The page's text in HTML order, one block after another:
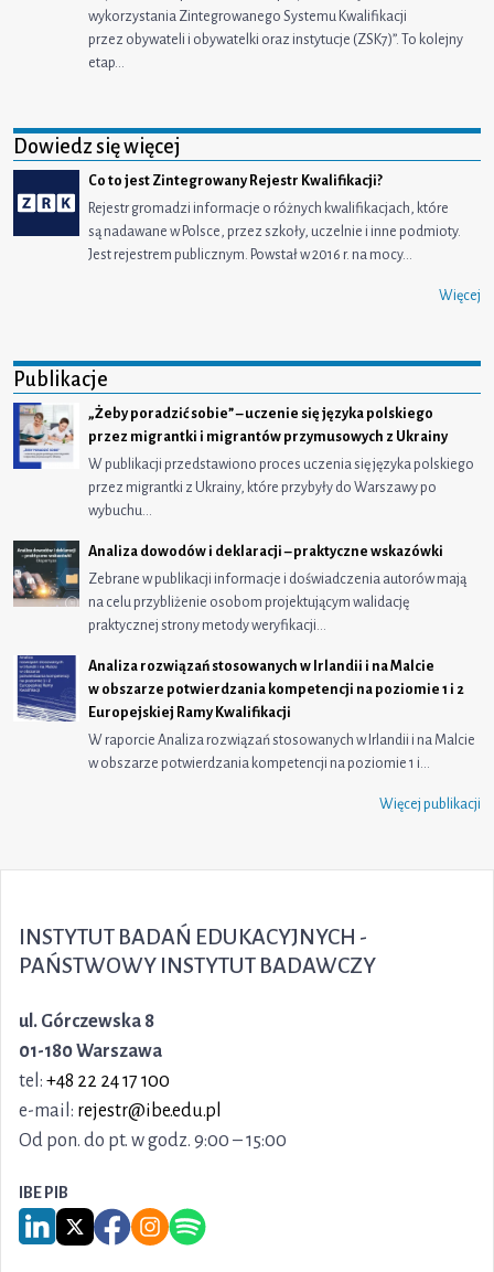
wykorzystania Zintegrowanego Systemu Kwalifikacji
przez obywateli i obywatelki oraz instytucje (ZSK7)”. To kolejny
etap…
Dowiedz się więcej
Co to jest Zintegrowany Rejestr Kwalifikacji?
Rejestr gromadzi informacje o różnych kwalifikacjach, które
są nadawane w Polsce, przez szkoły, uczelnie i inne podmioty.
Jest rejestrem publicznym. Powstał w 2016 r. na mocy…
Więcej
Publikacje
„Żeby poradzić sobie” – uczenie się języka polskiego
przez migrantki i migrantów przymusowych z Ukrainy
W publikacji przedstawiono proces uczenia się języka polskiego
przez migrantki z Ukrainy, które przybyły do Warszawy po
wybuchu…
Analiza dowodów i deklaracji – praktyczne wskazówki
Zebrane w publikacji informacje i doświadczenia autorów mają
na celu przybliżenie osobom projektującym walidację
praktycznej strony metody weryfikacji…
Analiza rozwiązań stosowanych w Irlandii i na Malcie
w obszarze potwierdzania kompetencji na poziomie 1 i 2
Europejskiej Ramy Kwalifikacji
W raporcie Analiza rozwiązań stosowanych w Irlandii i na Malcie
w obszarze potwierdzania kompetencji na poziomie 1 i…
Więcej publikacji
INSTYTUT BADAŃ EDUKACYJNYCH -
PAŃSTWOWY INSTYTUT BADAWCZY
ul. Górczewska 8
01-180 Warszawa
tel: +48 22 24 17 100
e-mail: rejestr@ibe.edu.pl
Od pon. do pt. w godz. 9:00 – 15:00
IBE PIB
Link do serwisu LinkedIn IBE PIB
Link do serwisu X IBE PIB
Link do Facebook IBE PIB
Link do Instagram IBE PIB
Link do Spotify IBE PIB